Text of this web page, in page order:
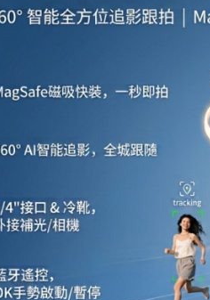
即影即有相機
$198
雨防曬車冚車罩帶鎖孔 -
冚 防塵防水 帶收納袋
$198